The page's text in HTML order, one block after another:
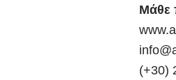
Μάθε
(+30)